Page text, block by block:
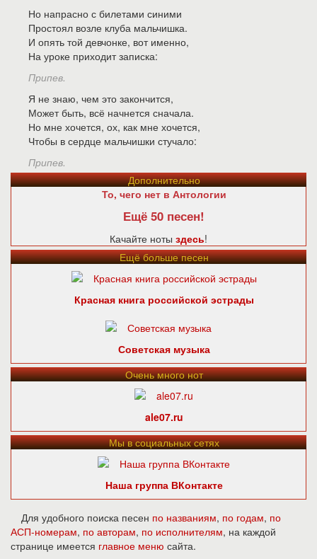
Но напрасно с билетами синими
Простоял возле клуба мальчишка.
И опять той девчонке, вот именно,
На уроке приходит записка:
Припев.
Я не знаю, чем это закончится,
Может быть, всё начнется сначала.
Но мне хочется, ох, как мне хочется,
Чтобы в сердце мальчишки стучало:
Припев.
Дополнительно
То, чего нет в Антологии
Ещё 50 песен!
Качайте ноты здесь!
Ещё больше песен
Красная книга российской эстрады
Советская музыка
Очень много нот
ale07.ru
Мы в социальных сетях
Наша группа ВКонтакте
Для удобного поиска песен по названиям, по годам, по
АСП-номерам, по авторам, по исполнителям, на каждой
странице имеется главное меню сайта.